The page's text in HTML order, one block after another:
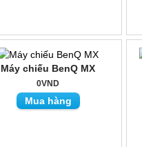
Máy chiếu BenQ MX
0VND
Mua hàng